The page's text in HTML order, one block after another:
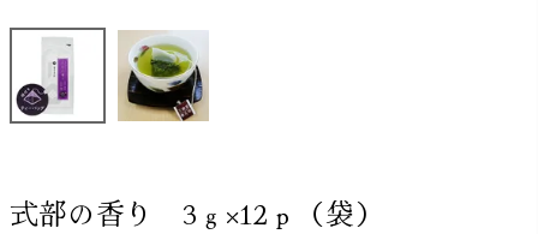
式部の香り 3ｇ×12ｐ（袋）